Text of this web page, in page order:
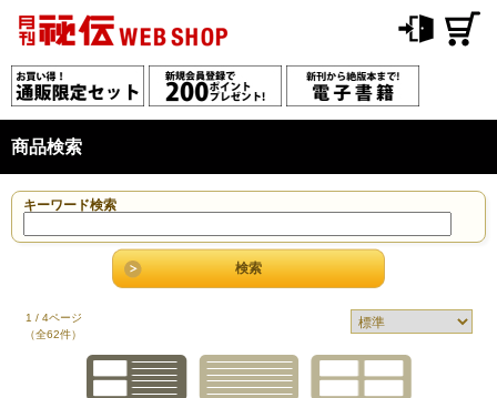
商品検索
キーワード検索
1 / 4ページ
（全62件）